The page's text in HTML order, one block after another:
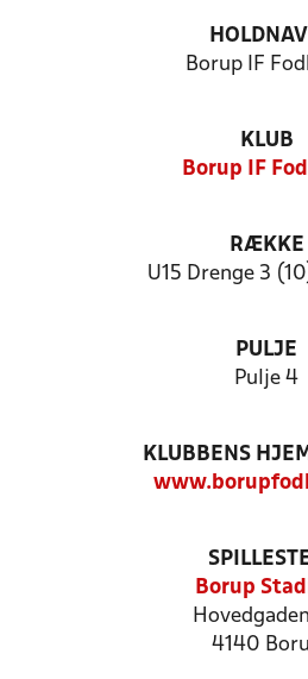
Borup IF
KLUB
Borup IF
RÆKKE
U15 Drenge 3
PULJE
Pulje 4
KLUBBENS
Borup
4140